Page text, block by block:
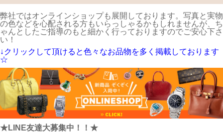
弊社ではオンラインショップも展開しております。写真と実物
の色などを心配される方もいらっしゃるかもしれませんが、ち
ゃんとしたご指導のもと細かく行っておりますのでご安心下さ
い！
↓クリックして頂けると色々なお品物を多く掲載しております
☆
★LINE友達大募集中！！★